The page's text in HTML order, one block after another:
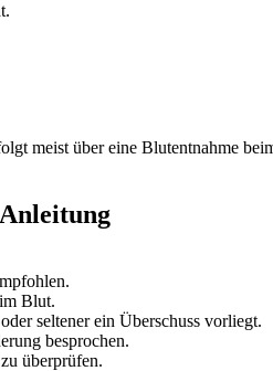
meist über eine Blutentnahme
Blut.
seltener ein Überschuss vorliegt.
besprochen.
überprüfen.